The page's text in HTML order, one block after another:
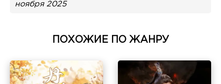
ноября 2025
ПОХОЖИЕ ПО ЖАНРУ